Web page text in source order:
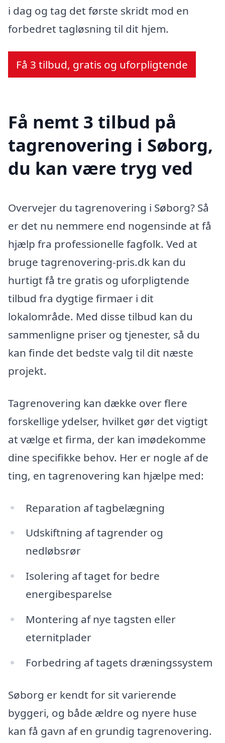
i dag og tag det første skridt mod en
forbedret tagløsning til dit hjem.
Få 3 tilbud, gratis og uforpligtende
Få nemt 3 tilbud på
tagrenovering i Søborg,
du kan være tryg ved
Overvejer du tagrenovering i Søborg? Så
er det nu nemmere end nogensinde at få
hjælp fra professionelle fagfolk. Ved at
bruge tagrenovering-pris.dk kan du
hurtigt få tre gratis og uforpligtende
tilbud fra dygtige firmaer i dit
lokalområde. Med disse tilbud kan du
sammenligne priser og tjenester, så du
kan finde det bedste valg til dit næste
projekt.
Tagrenovering kan dække over flere
forskellige ydelser, hvilket gør det vigtigt
at vælge et firma, der kan imødekomme
dine specifikke behov. Her er nogle af de
ting, en tagrenovering kan hjælpe med:
Reparation af tagbelægning
Udskiftning af tagrender og
nedløbsrør
Isolering af taget for bedre
energibesparelse
Montering af nye tagsten eller
eternitplader
Forbedring af tagets dræningssystem
Søborg er kendt for sit varierende
byggeri, og både ældre og nyere huse
kan få gavn af en grundig tagrenovering.